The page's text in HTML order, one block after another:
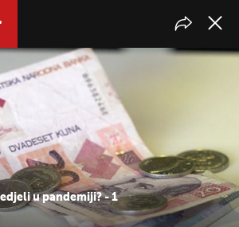
u pandemiji? - 1